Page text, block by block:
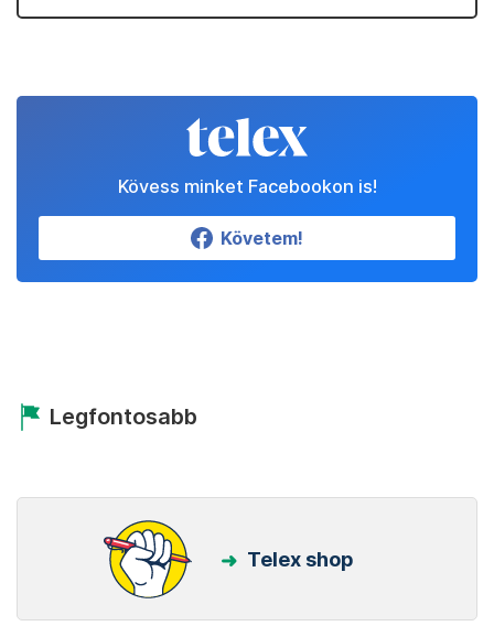
Kövess minket Facebookon is!
Követem!
Legfontosabb
Telex shop